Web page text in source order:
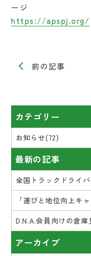
ージ
https://apspj.org/
前の記事
カテゴリー
お知らせ(72)
最新の記事
全国トラックドライ
「運びと地位向上キ
D.N.A.会員向けの倉
アーカイブ